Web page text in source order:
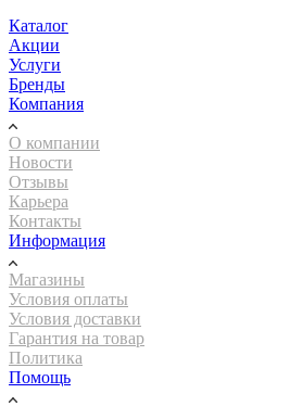
Каталог
Акции
Услуги
Бренды
Компания
О компании
Новости
Отзывы
Карьера
Контакты
Информация
Магазины
Условия оплаты
Условия доставки
Гарантия на товар
Политика
Помощь